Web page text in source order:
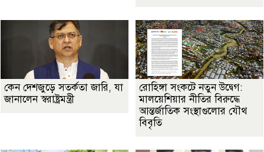
কেন দেশজুড়ে সতর্কতা জারি, যা
জানালেন স্বরাষ্ট্রমন্ত্রী
রোহিঙ্গা সংকটে নতুন উদ্বেগ:
মালয়েশিয়ার নীতির বিরুদ্ধে
আন্তর্জাতিক সংস্থাগুলোর যৌথ
বিবৃতি